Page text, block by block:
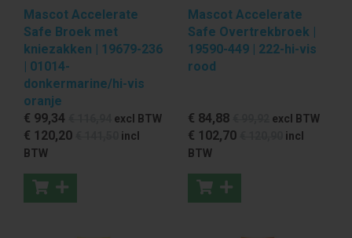
Mascot Accelerate
Safe Broek met
kniezakken | 19679-236
| 01014-
donkermarine/hi-vis
oranje
€ 99,34 excl BTW
€ 120,20
incl
BTW
Mascot Accelerate
Safe Overtrekbroek |
19590-449 | 222-hi-vis
rood
€ 84,88 excl BTW
€ 102,70
incl
BTW